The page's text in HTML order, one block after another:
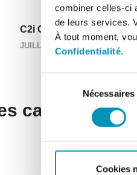
combiner celles-ci
de leurs services.
À tout moment,
Confidentialité.
consentement
Nécessaires
Cookies
C2i Guadeloupe
JUILLET 1, 2020
cas clients